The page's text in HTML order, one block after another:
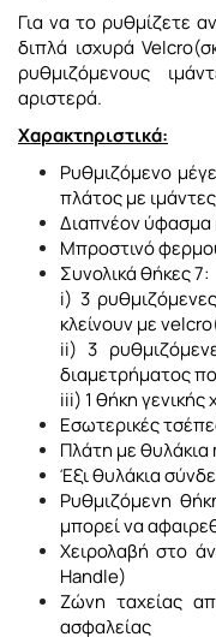
Για να το ρυθμίζετε
διπλά ισχυρά
ρυθμιζόμενους
αριστερά.
Χαρακτηριστικά:
Ρυθμιζόμενο
πλάτος με ιμάντες
Διαπνέον
Μπροστινό
Συνολικά θήκες 7:
i) 3
κλείνουν με
ii) 3
διαμετρήματος
iii) 1 θήκη γενικής
Eσωτερικές
Πλάτη με
Έξι θυλάκια
Ρυθμιζόμενη
μπορεί να
Χειρολαβή στο
Handle)
Ζώνη ταχείας
ασφαλείας